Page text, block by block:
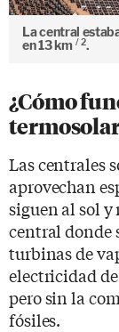
La central
en 13 km
2.
¿Cómo
Las centrales
aprovechan
siguen al sol y
central donde
turbinas de
electricidad
pero sin la
fósiles.